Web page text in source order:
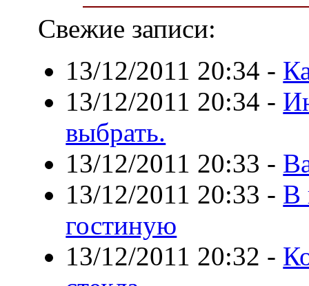
Свежие записи:
13/12/2011 20:34 -
13/12/2011 20:34 -
выбрать.
13/12/2011 20:33 -
13/12/2011 20:33 - В
гостиную
13/12/2011 20:32 -